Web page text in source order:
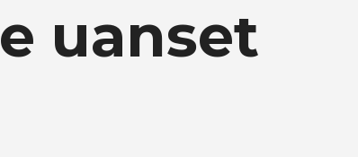
uanset